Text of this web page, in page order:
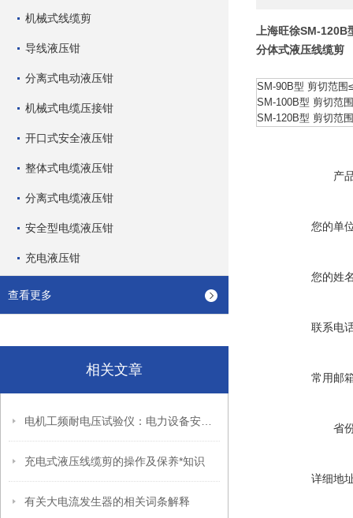
机械式线缆剪
导线液压钳
分离式电动液压钳
机械式电缆压接钳
开口式安全液压钳
整体式电缆液压钳
分离式电缆液压钳
安全型电缆液压钳
充电液压钳
查看更多
相关文章
充电式液压线缆剪的操作及保养*知识
有关大电流发生器的相关词条解释
上海旺徐SM-
分体式液压线缆剪
SM-90B型 剪切范
SM-100B型 剪切范
SM-120B型 剪切范
产
您的单
您的姓
联系电
常用邮
省
详细地